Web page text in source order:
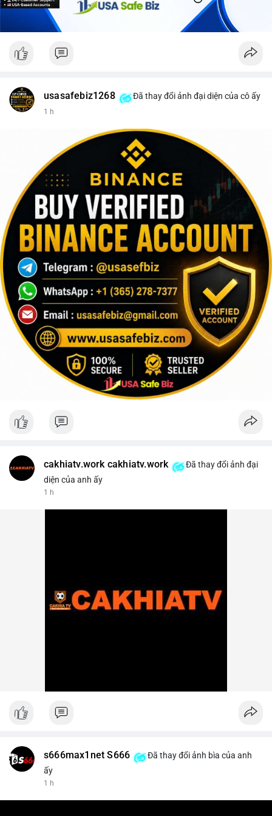
giao dịch, hãy thận trọng với khả năng điều chỉnh giá và cân
nhắc chốt lời một phần. Ngược lại, nếu dòng tiền chuyển vào ví
#152dot5btc
usasafebiz1268 Đã thay đổi ảnh đại diện của cô ấy
1 h
cakhiatv.work cakhiatv.work
Đã thay đổi ảnh đại
diện của anh ấy
1 h
s666max1net S666
Đã thay đổi ảnh bìa của anh
ấy
1 h